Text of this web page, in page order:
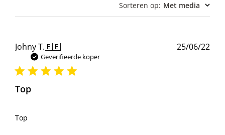
Sorteren op: Met media
Johny T.🇧🇪
Geverifieerde koper
Top
Top
25/06/22